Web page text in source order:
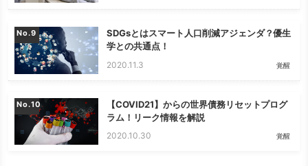
No.
SDGsとはスマート人口削減アジェンダ？優生
学との共通点！
2020.11.3 覚醒
No.
【COVID21】からの世界債務リセットプログ
ラム！リーク情報を解説
2020.10.30 覚醒